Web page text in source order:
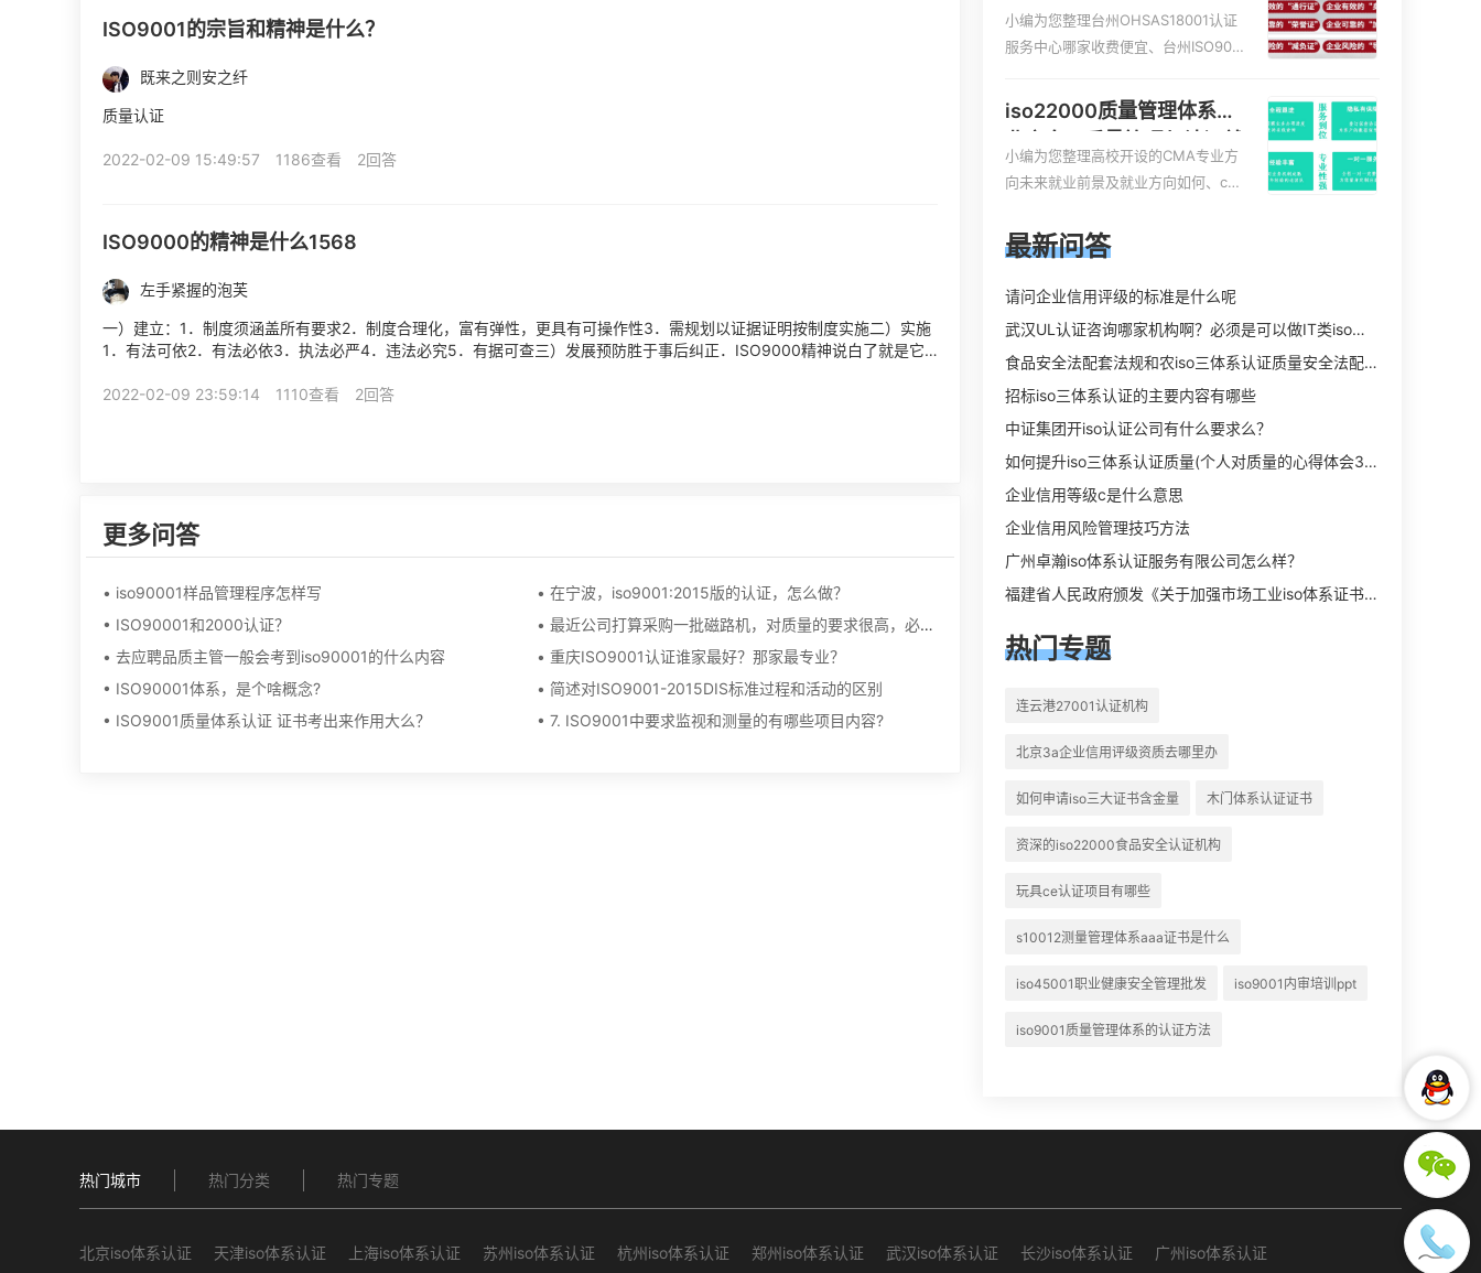
ISO9001的宗旨和精神是什么？
既来之则安之纤
质量认证
2022-02-09 15:49:57 1186查看 2回答
ISO9000的精神是什么1568
左手紧握的泡芙
一）建立：1．制度须涵盖所有要求2．制度合理化，富有弹性，更具有可操作性3．需规划以证据证明按制度实施二）实施
1．有法可依2．有法必依3．执法必严4．违法必究5．有据可查三）发展预防胜于事后纠正．ISO9000精神说白了就是它
2022-02-09 23:59:14
1110查看 2回答
更多问答
• iso90001样品管理程序怎样写
• ISO90001和2000认证？
• 去应聘品质主管一般会考到iso90001的什么内容
• ISO90001体系，是个啥概念?
• ISO9001质量体系认证 证书考出来作用大么？
• 在宁波，iso9001:2015版的认证，怎么做？
• 最近公司打算采购一批磁路机，对质量的要求很高，必须通过ISO9001企业，大家有没有好的推荐啊，急，在线等。。。
• 重庆ISO9001认证谁家最好？那家最专业？
• 简述对ISO9001-2015DIS标准过程和活动的区别
• 7. ISO9001中要求监视和测量的有哪些项目内容?
情可查看下方正文！
务怎么收费
小编为您整理台州OHSAS18001认证
服务中心哪家收费便宜、台州ISO900
E认证,台州机械机电CE认证、CE认证
怎么收费、温州科普ISO45001职业健
康安全管理体系认证收费标准是什么
相关iso体系认证知识，详情可查看下
iso22000质量管理体系就
业方向
小编为您整理高校开设的CMA专业方
向未来就业前景及就业方向如何、cm
的就业方向、cpa和cma未来就业方
向、大学生考完cma，就哪些就业方
向相关iso体系认证知识，详情可查看
最新问答
请问企业信用评级的标准是什么呢
武汉UL认证咨询哪家机构啊？必须是可以做IT类iso三体系认证UL认证的机构？
食品安全法配套法规和农iso三体系认证质量安全法配套法规分别是什么？
招标iso三体系认证的主要内容有哪些
中证集团开iso认证公司有什么要求么？
如何提升iso三体系认证质量(个人对质量的心得体会300字)
企业信用等级c是什么意思
企业信用风险管理技巧方法
广州卓瀚iso体系认证服务有限公司怎么样？
福建省人民政府颁发《关于加强市场工业iso体系证书质量监督检验与管理的暂行规定》的通知
热门专题
连云港27001认证机构
北京3a企业信用评级资质去哪里办
如何申请iso三大证书含金量 木门体系认证证书
资深的iso22000食品安全认证机构
玩具ce认证项目有哪些
s10012测量管理体系aaa证书是什么
iso45001职业健康安全管理批发 iso9001内审培训ppt
iso9001质量管理体系的认证方法
热门城市 热门分类 热门专题
北京iso体系认证 天津iso体系认证 上海iso体系认证 苏州iso体系认证 杭州iso体系认证 郑州iso体系认证 武汉iso体系认证 长沙iso体系认证 广州iso体系认证